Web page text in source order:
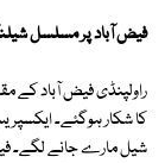
فیض آباد پر مسلسل
راولپنڈی فیض آباد کے
کا شکار ہوگئے۔
شیل مارے جانے لگے۔